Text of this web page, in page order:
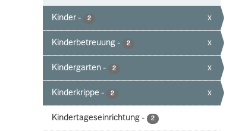
Kinder - 2 x
Kinderbetreuung - 2 x
Kindergarten - 2 x
Kinderkrippe - 2 x
Kindertageseinrichtung - 2